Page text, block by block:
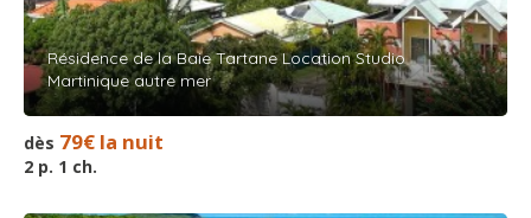
Résidence de la Baie Tartane Location Studio
Martinique autre mer
dès 79€ la nuit
2 p. 1 ch.